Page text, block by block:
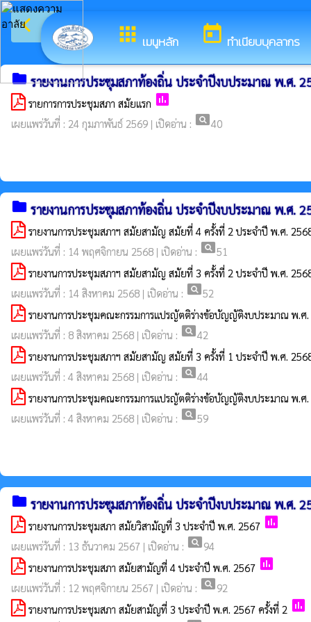
appsเมนูหลัก todayทำเนียบบุคลากร
arrow_back_ios กลับเมนูหลัก
folderรายงานการประชุมสภาท้องถิ่น ประจำปีงบประมาณ พ.ศ.
รายการการประชุมสภา สมัยแรก poll
เผยแพร่วันที่ : 24 กุมภาพันธ์ 2569 | เปิดอ่าน : pageview40
folder รายงานการประชุมสภาท้องถิ่น ประจำปีงบประมาณ พ.ศ.
รายงานการประชุมสภาฯ สมัยสามัญ สมัยที่ 4 ครั้งที่ 2 ประจำปี พ.ศ.
เผยแพร่วันที่ : 14 พฤศจิกายน 2568 | เปิดอ่าน : pageview51
รายงานการประชุมสภาฯ สมัยสามัญ สมัยที่ 3 ครั้งที่ 2 ประจำปี พ.ศ.
เผยแพร่วันที่ : 14 สิงหาคม 2568 | เปิดอ่าน : pageview52
รายงานการประชุมคณะกรรมการแปรญัตติร่างข้อบัญญัติงบประมาณ พ.ศ
เผยแพร่วันที่ : 8 สิงหาคม 2568 | เปิดอ่าน : pageview42
รายงานการประชุมสภาฯ สมัยสามัญ สมัยที่ 3 ครั้งที่ 1 ประจำปี พ.ศ.
เผยแพร่วันที่ : 4 สิงหาคม 2568 | เปิดอ่าน : pageview44
รายงานการประชุมคณะกรรมการแปรญัตติร่างข้อบัญญัติงบประมาณ พ.ศ
เผยแพร่วันที่ : 4 สิงหาคม 2568 | เปิดอ่าน : pageview59
folder รายงานการประชุมสภาท้องถิ่น ประจำปีงบประมาณ พ.ศ.
รายงานการประชุมสภา สมัยวิสามัญที่ 3 ประจำปี พ.ศ. 2567 poll
เผยแพร่วันที่ : 13 ธันวาคม 2567 | เปิดอ่าน : pageview94
รายงานการประชุมสภา สมัยสามัญที่ 4 ประจำปี พ.ศ. 2567 poll
เผยแพร่วันที่ : 12 พฤศจิกายน 2567 | เปิดอ่าน : pageview92
รายงานการประชุมสภา สมัยสามัญที่ 3 ประจำปี พ.ศ. 2567 ครั้งที่ 2 poll